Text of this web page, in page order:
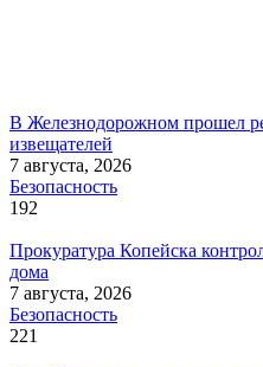
В Железнодорожном прошел
извещателей
7 августа, 2026
Безопасность
192
Прокуратура Копейска
дома
7 августа, 2026
Безопасность
221